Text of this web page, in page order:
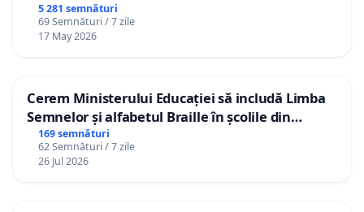
5 281 semnături
69 Semnături / 7 zile
17 May 2026
Cerem Ministerului Educației să includă Limba
Semnelor și alfabetul Braille în școlile din
Republica Moldova!
169 semnături
62 Semnături / 7 zile
26 Jul 2026